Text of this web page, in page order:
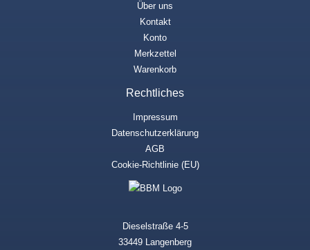
Über uns
Kontakt
Konto
Merkzettel
Warenkorb
Rechtliches
Impressum
Datenschutzerklärung
AGB
Cookie-Richtlinie (EU)
Dieselstraße 4-5
33449 Langenberg